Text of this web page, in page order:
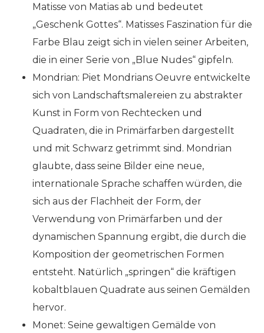
Matisse von Matias ab und bedeutet
„Geschenk Gottes“. Matisses Faszination für die
Farbe Blau zeigt sich in vielen seiner Arbeiten,
die in einer Serie von „Blue Nudes“ gipfeln.
Mondrian: Piet Mondrians Oeuvre entwickelte
sich von Landschaftsmalereien zu abstrakter
Kunst in Form von Rechtecken und
Quadraten, die in Primärfarben dargestellt
und mit Schwarz getrimmt sind. Mondrian
glaubte, dass seine Bilder eine neue,
internationale Sprache schaffen würden, die
sich aus der Flachheit der Form, der
Verwendung von Primärfarben und der
dynamischen Spannung ergibt, die durch die
Komposition der geometrischen Formen
entsteht. Natürlich „springen“ die kräftigen
kobaltblauen Quadrate aus seinen Gemälden
hervor.
Monet: Seine gewaltigen Gemälde von